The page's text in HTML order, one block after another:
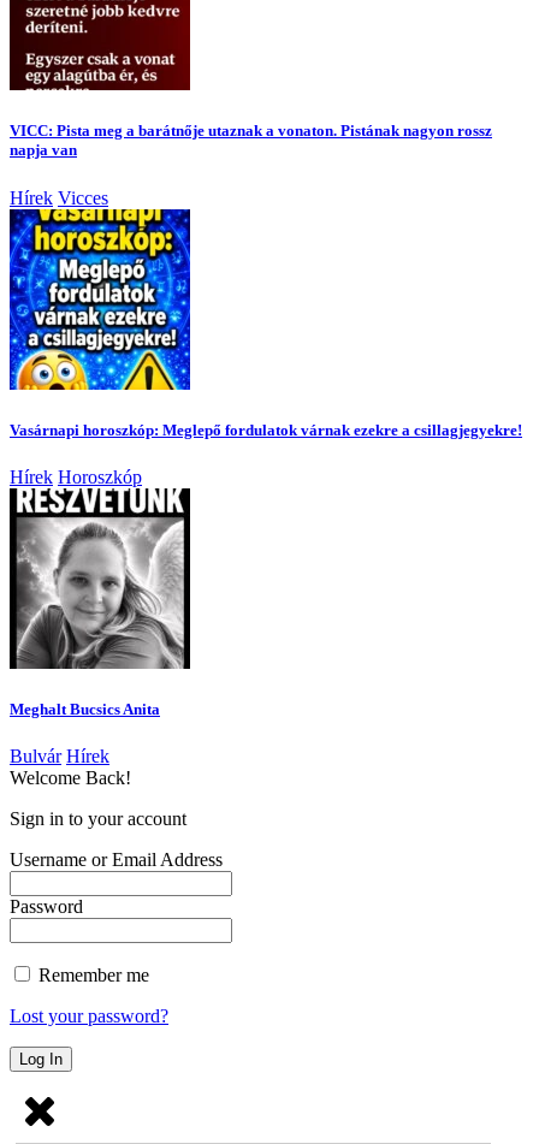
VICC: Pista meg a barátnője utaznak a vonaton. Pistának nagyon rossz
napja van
Hírek Vicces
Vasárnapi horoszkóp: Meglepő fordulatok várnak ezekre a csillagjegyekre!
Hírek Horoszkóp
Meghalt Bucsics Anita
Bulvár Hírek
Welcome Back!
Sign in to your account
Username or Email Address
Password
Remember me
Lost your password?